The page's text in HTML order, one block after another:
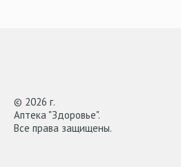
© 2026 г.
Аптека "Здоровье".
Все права защищены.